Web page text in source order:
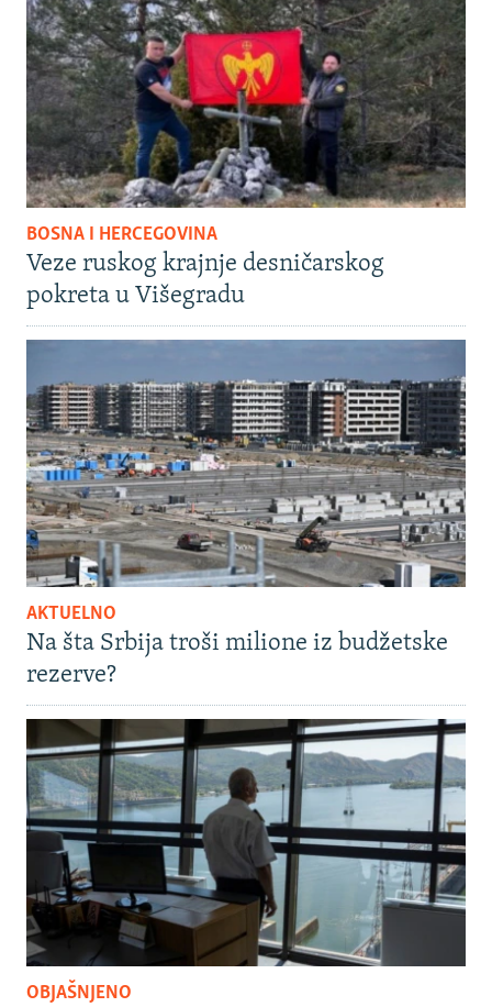
BOSNA I HERCEGOVINA
Veze ruskog krajnje desničarskog
pokreta u Višegradu
AKTUELNO
Na šta Srbija troši milione iz budžetske
rezerve?
OBJAŠNJENO